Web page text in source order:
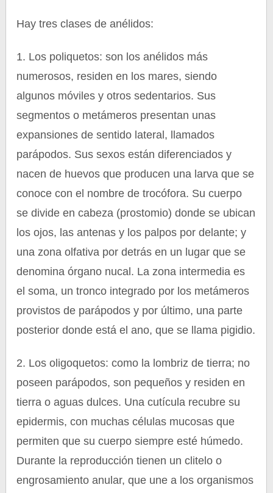
Hay tres clases de anélidos:
1. Los poliquetos: son los anélidos más
numerosos, residen en los mares, siendo
algunos móviles y otros sedentarios. Sus
segmentos o metámeros presentan unas
expansiones de sentido lateral, llamados
parápodos. Sus sexos están diferenciados y
nacen de huevos que producen una larva que se
conoce con el nombre de trocófora. Su cuerpo
se divide en cabeza (prostomio) donde se ubican
los ojos, las antenas y los palpos por delante; y
una zona olfativa por detrás en un lugar que se
denomina órgano nucal. La zona intermedia es
el soma, un tronco integrado por los metámeros
provistos de parápodos y por último, una parte
posterior donde está el ano, que se llama pigidio.
2. Los oligoquetos: como la lombriz de tierra; no
poseen parápodos, son pequeños y residen en
tierra o aguas dulces. Una cutícula recubre su
epidermis, con muchas células mucosas que
permiten que su cuerpo siempre esté húmedo.
Durante la reproducción tienen un clitelo o
engrosamiento anular, que une a los organismos